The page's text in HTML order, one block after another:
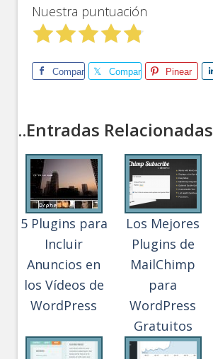
Nuestra puntuación
Comparte Comparte Pinear
..Entradas Relacionadas
5 Plugins para
Incluir
Anuncios en
los Vídeos de
WordPress
Los Mejores
Plugins de
MailChimp
para
WordPress
Gratuitos